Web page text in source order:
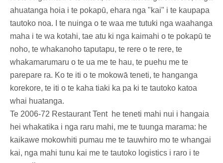
ahuatanga hoia i te pokapū, ehara nga "kai" i te kaupapa
tautoko noa. I te nuinga o te waa me tutuki nga waahanga
maha i te wa kotahi, tae atu ki nga kaimahi o te pokapū te
noho, te whakanoho taputapu, te rere o te rere, te
whakamarumaru o te ua me te hau, te puehu me te
parepare ra. Ko te iti o te mokowā teneti, te hanganga
korekore, te iti o te kaha tiaki ka pa ki te tautoko katoa
whai huatanga.
Te 2006-72 Restaurant Tent he teneti mahi nui i hangaia
hei whakatika i nga raru mahi, me te tuunga marama: he
kaikawe mokowhiti pumau me te tauwhiro mo te whangai
kai, nga mahi tunu kai me te tautoko logistics i raro i te